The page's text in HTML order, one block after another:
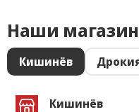
Наши
Кишинёв
Кишинёв